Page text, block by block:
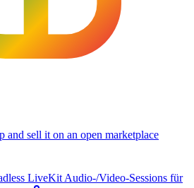
and sell it on an open marketplace
LiveKit Audio-/Video-Sessions für